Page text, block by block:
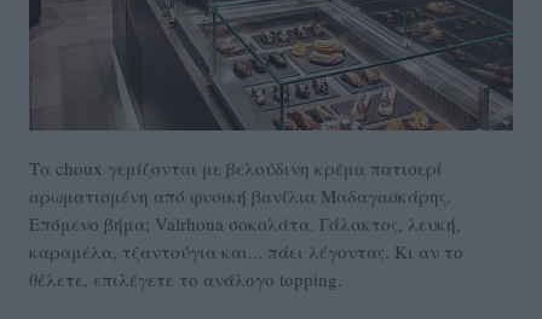
Τα choux γεμίζονται με βελούδινη κρέμα πατισερί
αρωματισμένη από φυσική βανίλια Μαδαγασκάρης.
Επόμενο βήμα; Valrhona σοκολάτα. Γάλακτος, λευκή,
καραμέλα, τζαντούγια και... πάει λέγοντας. Κι αν το
θέλετε, επιλέγετε το ανάλογο topping.